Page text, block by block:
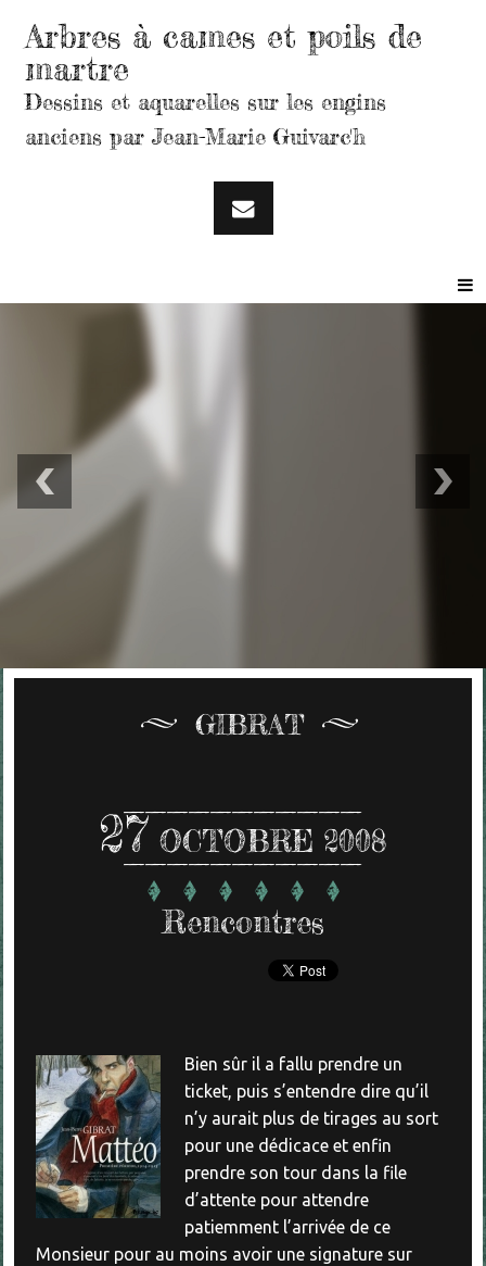
Arbres à cames et poils de
martre
Dessins et aquarelles sur les engins
anciens par Jean-Marie Guivarc'h
GIBRAT
27 OCTOBRE 2008
Rencontres
Bien sûr il a fallu prendre un
ticket, puis s’entendre dire qu’il
n’y aurait plus de tirages au sort
pour une dédicace et enfin
prendre son tour dans la file
d’attente pour attendre
patiemment l’arrivée de ce
Monsieur pour au moins avoir une signature sur